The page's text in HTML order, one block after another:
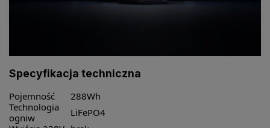
Specyfikacja techniczna
Pojemność
288Wh
Technologia
ogniw
LiFePO4